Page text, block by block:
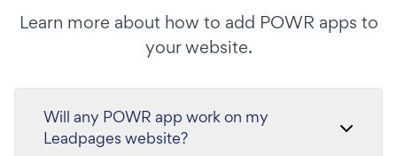
Learn more about how to add POWR apps to
your website.
Will any POWR app work on my
Leadpages website?